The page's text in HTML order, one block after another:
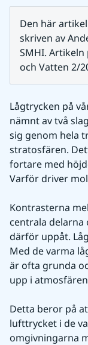
Den här
skriven av
SMHI.
och Vatten 2/
Lågtrycken på
nämnt av två
sig genom hela
stratosfären.
fortare med
Varför driver
Kontrasterna
centrala delarna
därför uppåt.
Med de varma
är ofta grunda
upp i
Detta beror på
lufttrycket i de
omgivningarna